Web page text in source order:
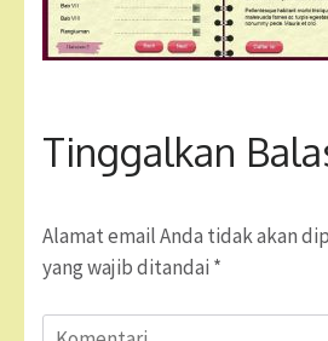
Tinggalkan
Alamat email Anda tidak akan
yang wajib ditandai *
Komentari